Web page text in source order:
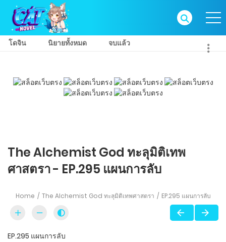
โดจิน นิยายทั้งหมด จบแล้ว
The Alchemist God ทะลุมิติเทพ
ศาสตรา - EP.295 แผนการลับ
Home The Alchemist God ทะลุมิติเทพศาสตรา EP.295 แผนการลับ
EP.295 แผนการลับ